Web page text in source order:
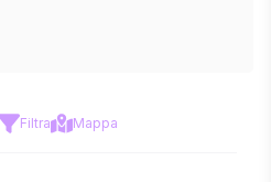
Filtra Mappa